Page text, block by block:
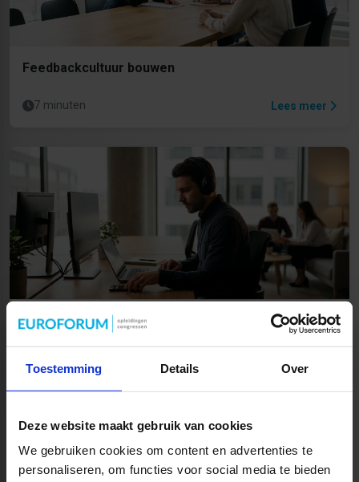
Toestemming Details Over
Deze website maakt gebruik van cookies
We gebruiken cookies om content en advertenties te
personaliseren, om functies voor social media te bieden
Feedbackcultuur bouwen
7 minuten Lees meer
Afleiding op kantoor verminderen